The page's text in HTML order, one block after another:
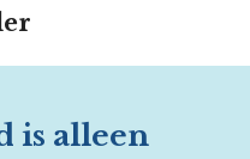
is alleen